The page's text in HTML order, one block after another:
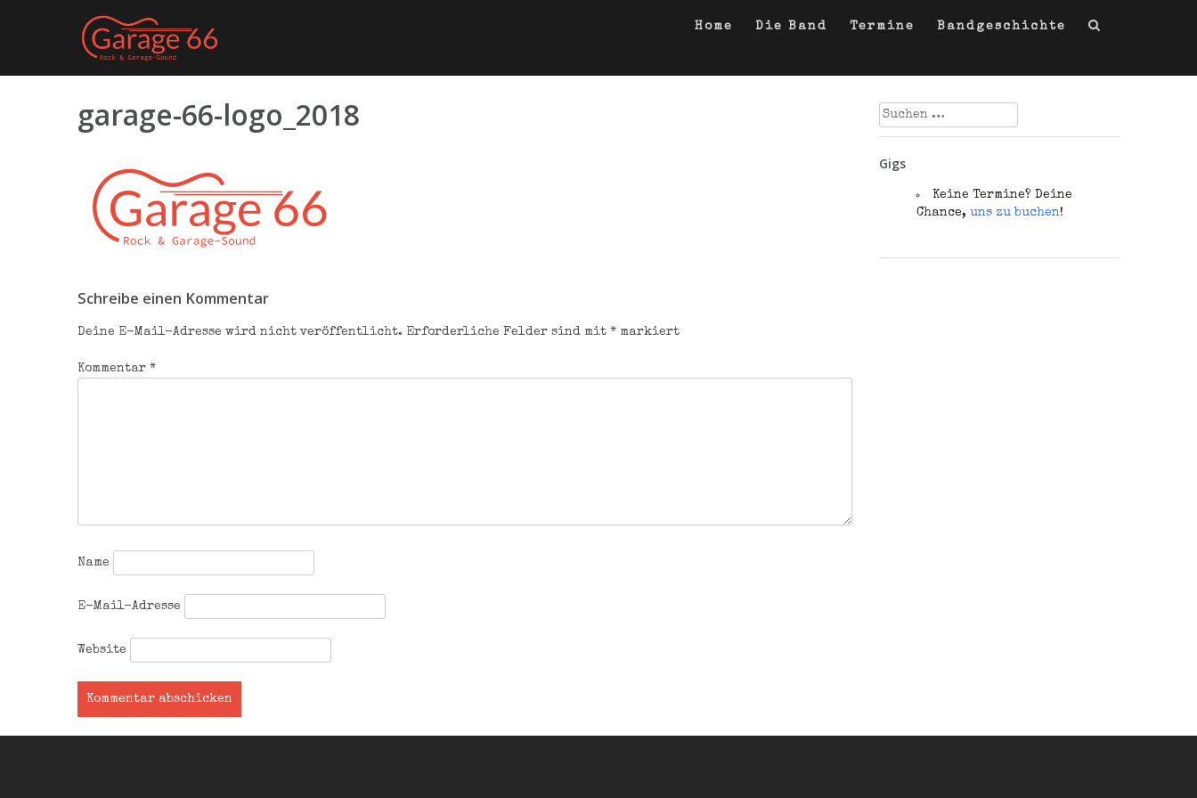
Home Die Band Termine Bandgeschichte
garage-66-logo_2018
Schreibe einen Kommentar
Deine E-Mail-Adresse wird nicht veröffentlicht. Erforderliche Felder sind mit * markiert
Kommentar *
Name
E-Mail-Adresse
Website
Suchen
nach:
Gigs
Keine Termine? Deine
Chance, uns zu buchen!